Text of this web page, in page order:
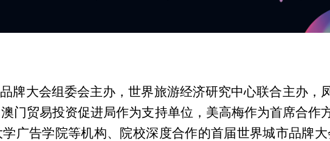
牌大会组委会主办，世界旅游经济研究中心联合主办，
门贸易投资促进局作为支持单位，美高梅作为首席合作
广告学院等机构、院校深度合作的首届世界城市品牌